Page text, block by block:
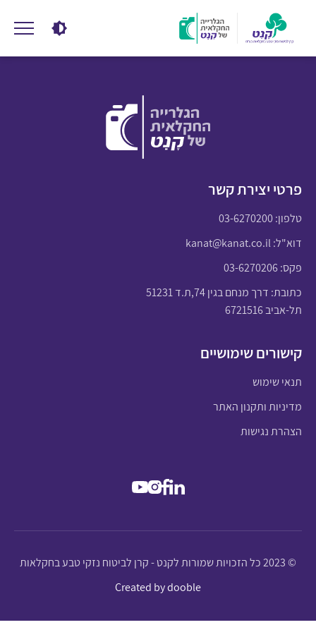
פרטי יצירת קשר
טלפון:03-6270200
דוא"ל:kanat@kanat.co.il
פקס: 03-6270206
כתובת: דרך מנחם בגין 74,ת.ד 51231
תל-אביב 6721516
קישורים שימושיים
תנאי שימוש
מדיניות ותקנון האתר
הצהרת נגישות
© 2023 כל הזכויות שמורות לקנט - קרן לביטוח נזקי טבע בחקלאות
Created by dooble